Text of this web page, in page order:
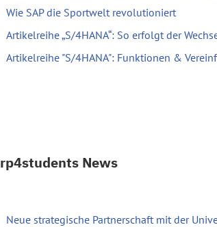
Wie SAP die Sportwelt revolutioniert
Artikelreihe „S/4HANA“: So erfolgt der
Artikelreihe "S/4HANA": Funktionen &
News
Neue strategische Partnerschaft mit der